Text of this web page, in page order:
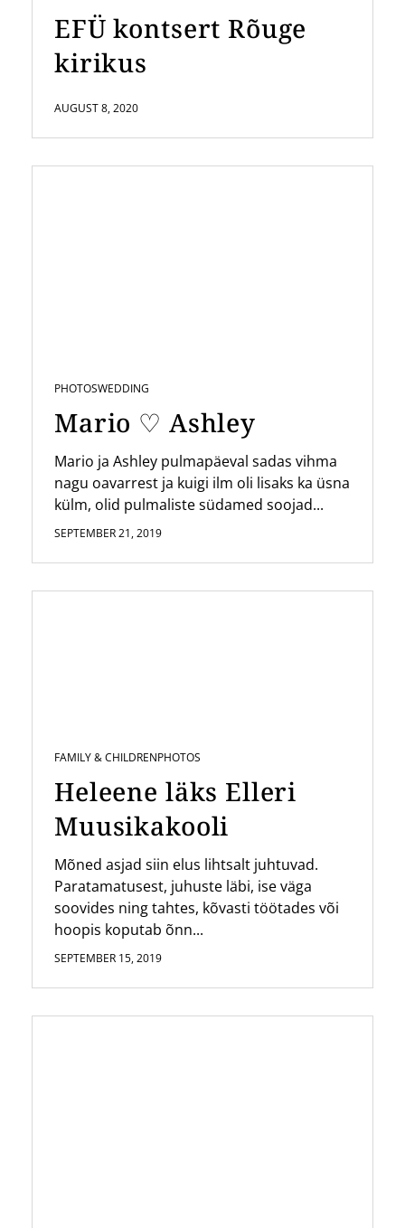
EFÜ kontsert Rõuge
kirikus
AUGUST 8, 2020
PHOTOSWEDDING
Mario ♡ Ashley
Mario ja Ashley pulmapäeval sadas vihma
nagu oavarrest ja kuigi ilm oli lisaks ka üsna
külm, olid pulmaliste südamed soojad...
SEPTEMBER 21, 2019
FAMILY & CHILDRENPHOTOS
Heleene läks Elleri
Muusikakooli
Mõned asjad siin elus lihtsalt juhtuvad.
Paratamatusest, juhuste läbi, ise väga
soovides ning tahtes, kõvasti töötades või
hoopis koputab õnn...
SEPTEMBER 15, 2019